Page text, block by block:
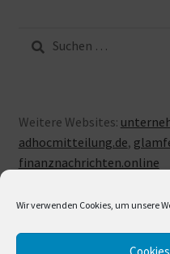
Wir verwenden Cookies, um unsere
Suche
nach:
Weitere Websites:
adhocmitteilung.de,
finanznachrichten.online